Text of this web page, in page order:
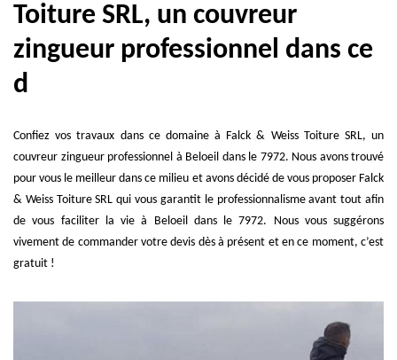
Toiture SRL, un couvreur
zingueur professionnel dans ce
d
Confiez vos travaux dans ce domaine à Falck & Weiss Toiture SRL, un
couvreur zingueur professionnel à Beloeil dans le 7972. Nous avons trouvé
pour vous le meilleur dans ce milieu et avons décidé de vous proposer Falck
& Weiss Toiture SRL qui vous garantit le professionnalisme avant tout afin
de vous faciliter la vie à Beloeil dans le 7972. Nous vous suggérons
vivement de commander votre devis dès à présent et en ce moment, c’est
gratuit !